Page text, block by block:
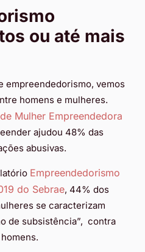
ou até mais
empreendedorismo, vemos
homens e mulheres.
Mulher Empreendedora
ajudou 48% das
abusivas.
Empreendedorismo
do Sebrae, 44% dos
se caracterizam
de subsistência”, contra